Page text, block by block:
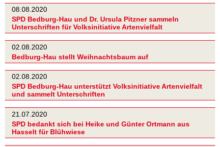
08.08.2020
SPD Bedburg-Hau und Dr. Ursula Pitzner sammeln
Unterschriften für Volksinitiative Artenvielfalt
02.08.2020
Bedburg-Hau stellt Weihnachtsbaum auf
02.08.2020
SPD Bedburg-Hau unterstützt Volksinitiative Artenvielfalt
und sammelt Unterschriften
21.07.2020
SPD bedankt sich bei Heike und Günter Ortmann aus
Hasselt für Blühwiese